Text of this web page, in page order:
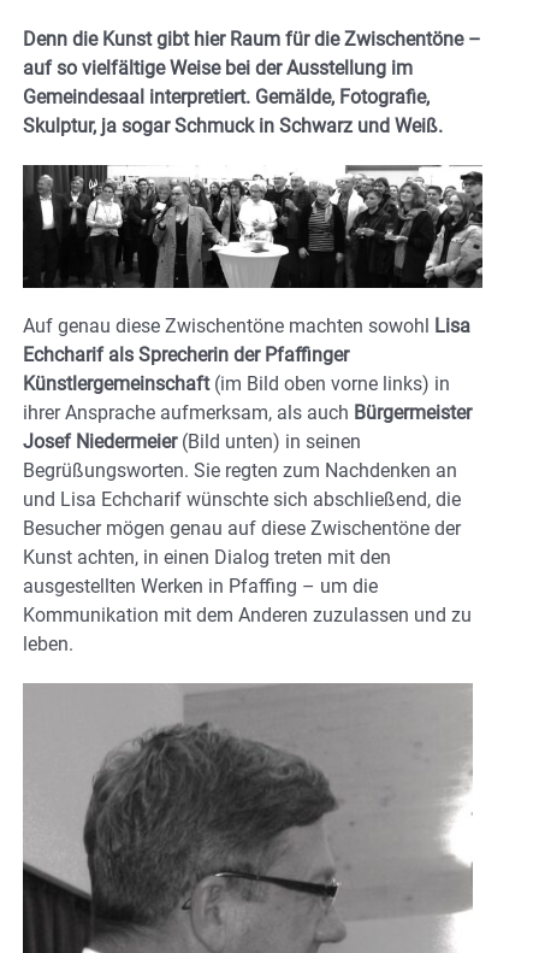
Denn die Kunst gibt hier Raum für die Zwischentöne –
auf so vielfältige Weise bei der Ausstellung im
Gemeindesaal interpretiert. Gemälde, Fotografie,
Skulptur, ja sogar Schmuck in Schwarz und Weiß.
Auf genau diese Zwischentöne machten sowohl Lisa
Echcharif als Sprecherin der Pfaffinger
Künstlergemeinschaft(im Bild oben vorne links) in
ihrer Ansprache aufmerksam, als auch Bürgermeister
Josef Niedermeier(Bild unten) in seinen
Begrüßungsworten. Sie regten zum Nachdenken an
und Lisa Echcharif wünschte sich abschließend, die
Besucher mögen genau auf diese Zwischentöne der
Kunst achten, in einen Dialog treten mit den
ausgestellten Werken in Pfaffing – um die
Kommunikation mit dem Anderen zuzulassen und zu
leben.